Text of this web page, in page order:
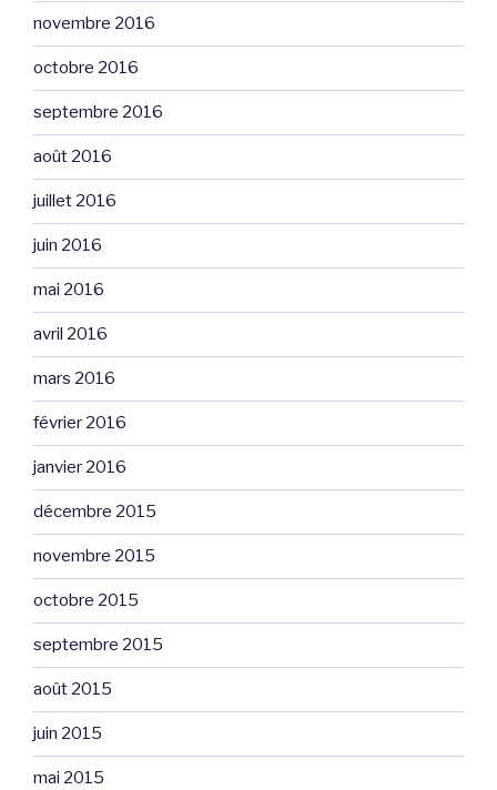
novembre 2016
octobre 2016
septembre 2016
août 2016
juillet 2016
juin 2016
mai 2016
avril 2016
mars 2016
février 2016
janvier 2016
décembre 2015
novembre 2015
octobre 2015
septembre 2015
août 2015
juin 2015
mai 2015